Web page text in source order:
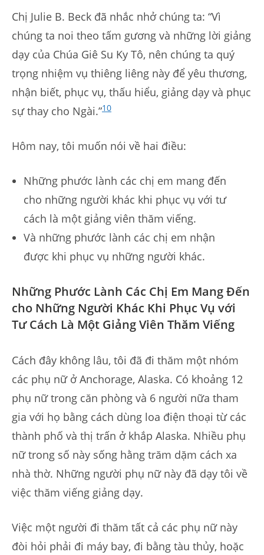
Chị Julie B. Beck đã nhắc nhở chúng ta: “Vì
chúng ta noi theo tấm gương và những lời giảng
dạy của Chúa Giê Su Ky Tô, nên chúng ta quý
trọng nhiệm vụ thiêng liêng này để yêu thương,
nhận biết, phục vụ, thấu hiểu, giảng dạy và phục
sự thay cho Ngài.”10
Hôm nay, tôi muốn nói về hai điều:
Những phước lành các chị em mang đến
cho những người khác khi phục vụ với tư
cách là một giảng viên thăm viếng.
Và những phước lành các chị em nhận
được khi phục vụ những người khác.
Những Phước Lành Các Chị Em Mang Đến
cho Những Người Khác Khi Phục Vụ với
Tư Cách Là Một Giảng Viên Thăm Viếng
Cách đây không lâu, tôi đã đi thăm một nhóm
các phụ nữ ở Anchorage, Alaska. Có khoảng 12
phụ nữ trong căn phòng và 6 người nữa tham
gia với họ bằng cách dùng loa điện thoại từ các
thành phố và thị trấn ở khắp Alaska. Nhiều phụ
nữ trong số này sống hằng trăm dặm cách xa
nhà thờ. Những người phụ nữ này đã dạy tôi về
việc thăm viếng giảng dạy.
Việc một người đi thăm tất cả các phụ nữ này
đòi hỏi phải đi máy bay, đi bằng tàu thủy, hoặc